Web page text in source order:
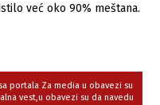
već oko 90% meštana.
portala Za media u obavezi su
vest,u obavezi su da navedu